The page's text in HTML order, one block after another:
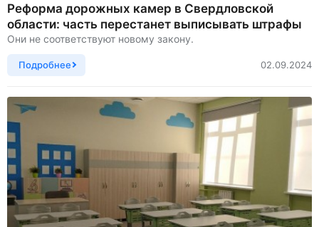
Реформа дорожных камер в Свердловской
области: часть перестанет выписывать штрафы
Они не соответствуют новому закону.
Подробнее 02.09.2024